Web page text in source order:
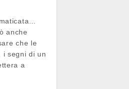
anche
che le
i segni di un
a